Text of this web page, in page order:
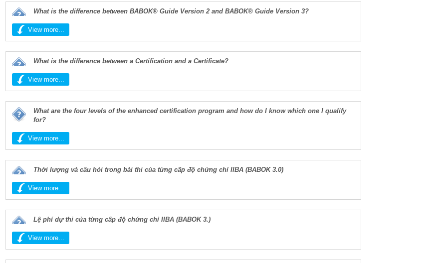
What is the difference between BABOK® Guide Version 2 and BABOK® Guide Version 3?
View more...
What is the difference between a Certification and a Certificate?
View more...
What are the four levels of the enhanced certification program and how do I know which one I qualify
for?
View more...
Thời lượng và câu hỏi trong bài thi của từng cấp độ chứng chỉ IIBA (BABOK 3.0)
View more...
Lệ phí dự thi của từng cấp độ chứng chỉ IIBA (BABOK 3.)
View more...